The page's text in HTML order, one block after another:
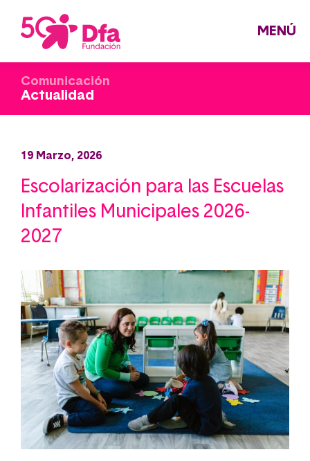
contenido
principal
MENÚ
Comunicación
Actualidad
19 Marzo, 2026
Escolarización para las Escuelas
Infantiles Municipales 2026-
2027